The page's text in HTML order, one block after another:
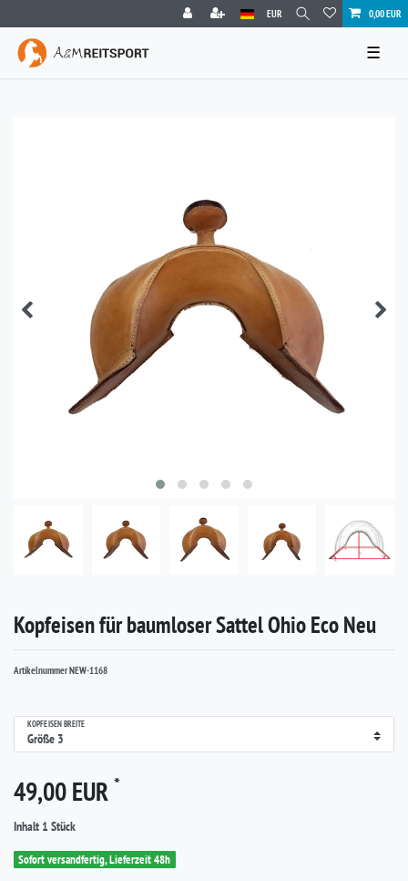
EUR 0,00 EUR
☰
Kopfeisen für baumloser Sattel Ohio Eco Neu
ArtikelnummerNEW-1168
KOPFEISEN BREITE
49,00 EUR *
Inhalt 1 Stück
Sofort versandfertig, Lieferzeit 48h